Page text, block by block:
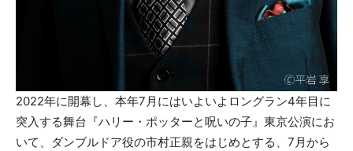
2022年に開幕し、本年7月にはいよいよロングラン4年目に
突入する舞台『ハリー・ポッターと呪いの子』東京公演にお
いて、ダンブルドア役の市村正親をはじめとする、7月から